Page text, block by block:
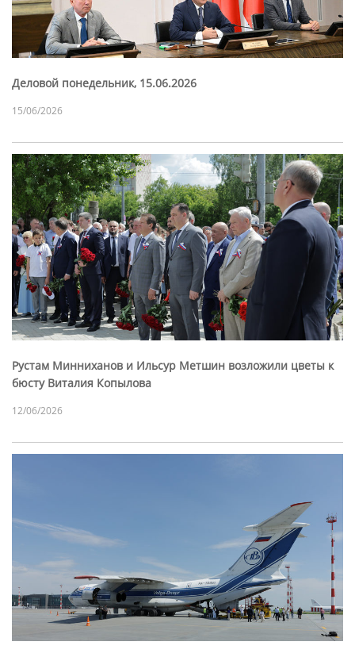
Деловой понедельник, 15.06.2026
15/06/2026
Рустам Минниханов и Ильсур Метшин возложили цветы к
бюсту Виталия Копылова
12/06/2026